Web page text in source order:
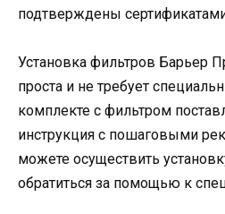
подтверждены
Установка фильтров Барьер
проста и не требует
комплекте с фильтром
инструкция с пошаговыми
можете осуществить
обратиться за помощью к